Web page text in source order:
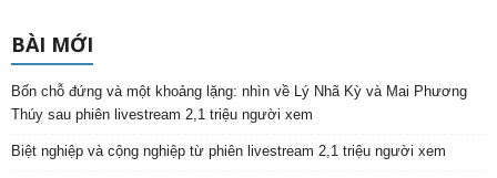
BÀI MỚI
Bốn chỗ đứng và một khoảng lặng: nhìn về Lý Nhã Kỳ và Mai Phương
Thúy sau phiên livestream 2,1 triệu người xem
Biệt nghiệp và cộng nghiệp từ phiên livestream 2,1 triệu người xem